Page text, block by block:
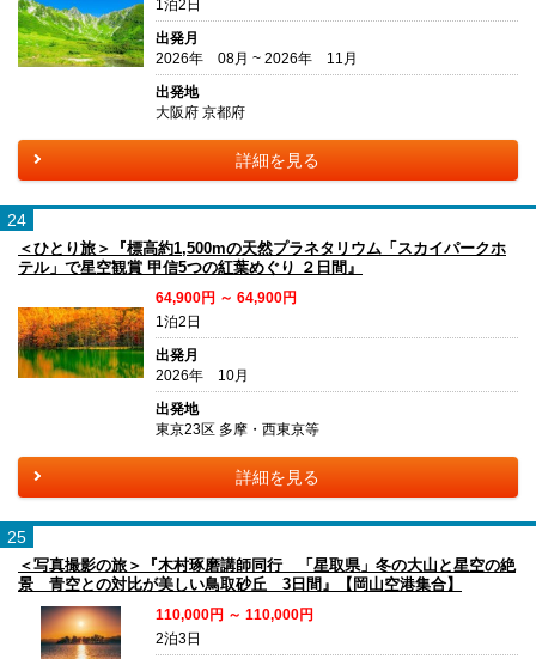
1泊2日
出発月
2026年 08月 ~ 2026年 11月
出発地
大阪府 京都府
詳細を見る
24
＜ひとり旅＞『標高約1,500mの天然プラネタリウム「スカイパークホ
テル」で星空観賞 甲信5つの紅葉めぐり ２日間』
64,900円 ～ 64,900円
1泊2日
出発月
2026年 10月
出発地
東京23区 多摩・西東京等
詳細を見る
25
＜写真撮影の旅＞『木村琢磨講師同行 「星取県」冬の大山と星空の絶
景 青空との対比が美しい鳥取砂丘 3日間』【岡山空港集合】
110,000円 ～ 110,000円
2泊3日